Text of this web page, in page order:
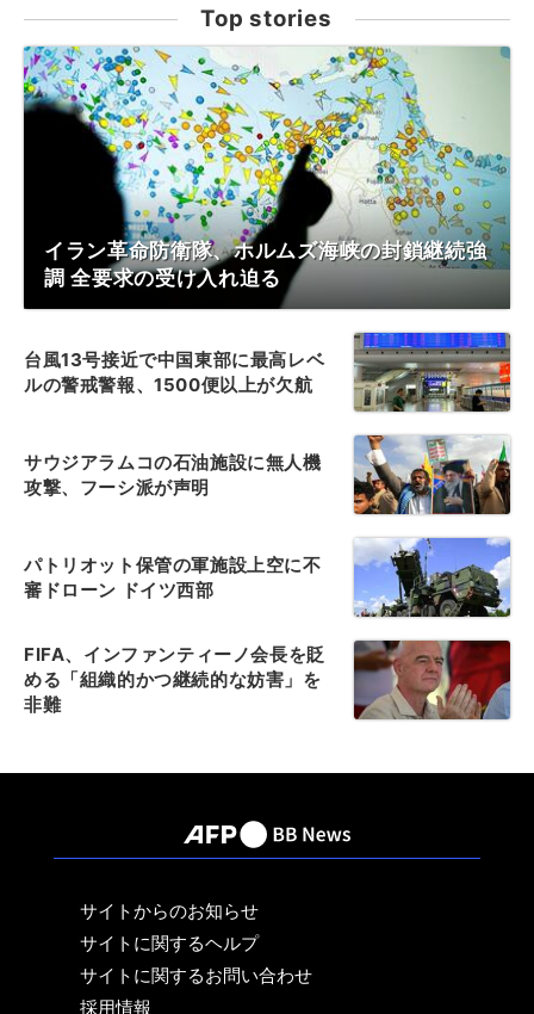
Top stories
イラン革命防衛隊、ホルムズ海峡の封鎖継続強
調 全要求の受け入れ迫る
台風13号接近で中国東部に最高レベ
ルの警戒警報、1500便以上が欠航
サウジアラムコの石油施設に無人機
攻撃、フーシ派が声明
パトリオット保管の軍施設上空に不
審ドローン ドイツ西部
FIFA、インファンティーノ会長を貶
める「組織的かつ継続的な妨害」を
非難
サイトからのお知らせ
サイトに関するヘルプ
サイトに関するお問い合わせ
採用情報